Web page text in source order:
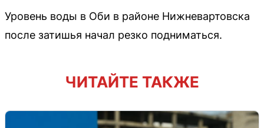
Уровень воды в Оби в районе Нижневартовска
после затишья начал резко подниматься.
ЧИТАЙТЕ ТАКЖЕ